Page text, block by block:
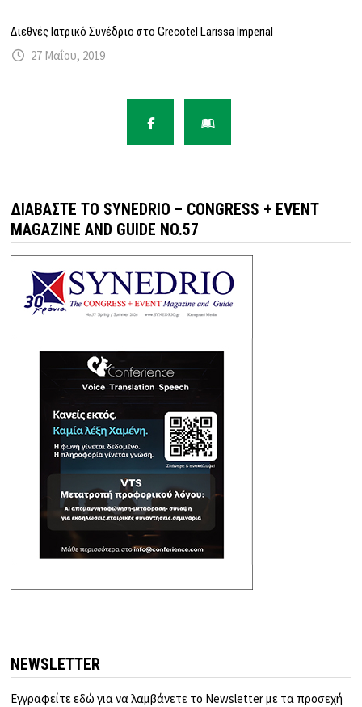
Διεθνές Ιατρικό Συνέδριο στο Grecotel Larissa Imperial
27 Μαΐου, 2019
ΔΙΑΒΆΣΤΕ ΤΟ SYNEDRIO – CONGRESS + EVENT
MAGAZINE AND GUIDE NO.57
NEWSLETTER
Εγγραφείτε εδώ για να λαμβάνετε το Newsletter με τα προσεχή